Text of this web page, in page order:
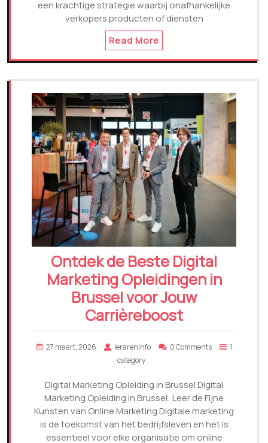
een krachtige strategie waarbij onafhankelijke
verkopers producten of diensten
Read More
Ontdek de Beste Digital
Marketing Opleidingen in
Brussel voor Jouw
Carrièreboost
27 maart, 2026 lerareninfo 0 Comments
1
category
Digital Marketing Opleiding in Brussel Digital
Marketing Opleiding in Brussel: Leer de Fijne
Kunsten van Online Marketing Digitale marketing
is de toekomst van het bedrijfsleven en het is
essentieel voor elke organisatie om online